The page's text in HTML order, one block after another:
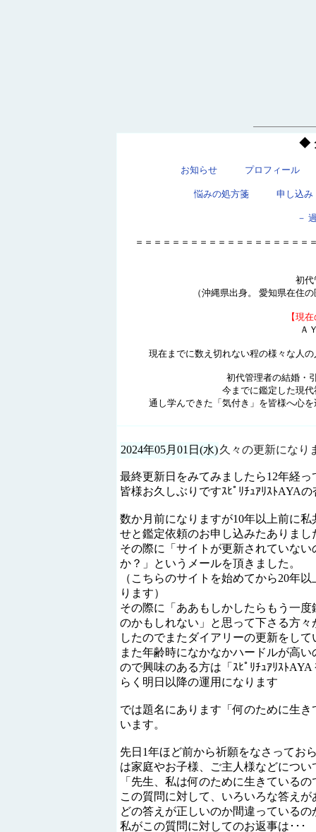
◆
お知らせ プロフィール
悩みの処方箋 申し込み
－
＝＝＝＝＝＝＝＝＝＝＝＝＝＝＝＝＝＝＝
初代
（沖縄県出身。 愛知県在住
【現
Ａ
現在までに数え切れない程の様
初代管理者の結婚・
今までに鑑定した現
通し学んできた「気付き」
2024年05月01日(水)久々の更新になり
最終更新日をみてみましたら12年経っ
皆様お久しぶりですｽﾋﾟﾘﾁｭｱﾘｽﾄAYA
数か月前になりますが10年以上前に
せと鑑定依頼のお申し込みたありまし
その際に「サイトが更新されていな
か？」というメールを頂きました。
（こちらのサイトを始めてから20年
ります）
その際に「ああもしかしたらもう一
のかもしれない」と思って下さる方
したのでまたダイアリーの更新をし
また年齢時になかなかハードルが高
ので興味のある方は「ｽﾋﾟﾘﾁｭｱﾘｽﾄ
らく明日以降の運用になります
では題名にあります「何のために生
います。
先日1年ほど前から祈願をなさってお
は家庭やお子様、ご主人様などにつ
「先生、私は何のために生きている
この質問に対して、いろいろな答えが
どの答えが正しいのか間違っている
私がこの質問に対してのお返事は･･･